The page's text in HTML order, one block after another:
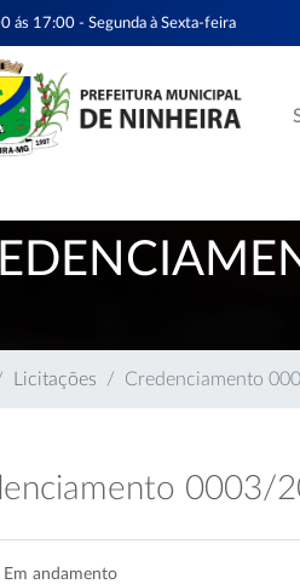
ás 17:00 - Segunda à Sexta-feira
Licitações Credenciamento
0003/
Em andamento